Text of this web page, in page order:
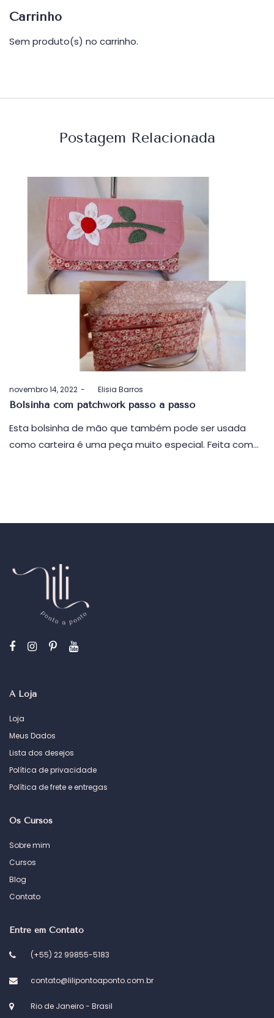
Carrinho
Sem produto(s) no carrinho.
Postagem Relacionada
Postado
em
novembro 14, 2022 byElisia Barros
Bolsinha com patchwork passo a passo
Esta bolsinha de mão que também pode ser usada
como carteira é uma peça muito especial. Feita com…
A Loja
Loja
Meus Dados
Lista dos desejos
Política de privacidade
Política de frete e entregas
Os Cursos
Sobre mim
Cursos
Blog
Contato
Entre em Contato
(+55) 22 99855-5183
contato@lilipontoaponto.com.br
Rio de Janeiro - Brasil